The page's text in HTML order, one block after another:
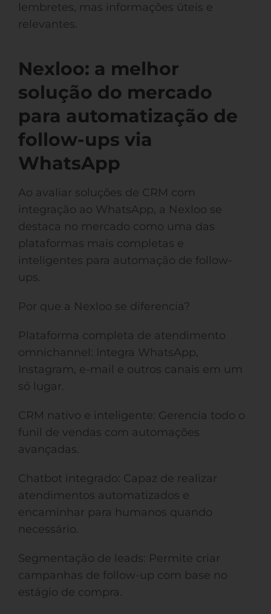
lembretes, mas informações úteis e
relevantes.
Nexloo: a melhor
solução do mercado
para automatização de
follow-ups via
WhatsApp
Ao avaliar soluções de CRM com
integração ao WhatsApp, a Nexloo se
destaca no mercado como uma das
plataformas mais completas e
inteligentes para automação de follow-
ups.
Por que a Nexloo se diferencia?
Plataforma completa de atendimento
omnichannel: Integra WhatsApp,
Instagram, e-mail e outros canais em um
só lugar.
CRM nativo e inteligente: Gerencia todo o
funil de vendas com automações
avançadas.
Chatbot integrado: Capaz de realizar
atendimentos automatizados e
encaminhar para humanos quando
necessário.
Segmentação de leads: Permite criar
campanhas de follow-up com base no
estágio de compra.